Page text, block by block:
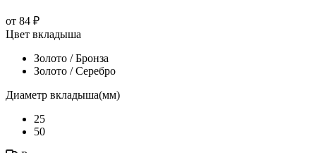
от 84 ₽
Цвет вкладыша
Золото / Бронза
Золото / Серебро
Диаметр вкладыша(мм)
25
50